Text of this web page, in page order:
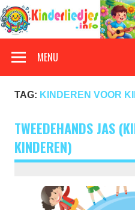
Doorgaan
naar
inhoud
MENU
TAG: KINDEREN VOOR
TWEEDEHANDS JAS
KINDEREN)